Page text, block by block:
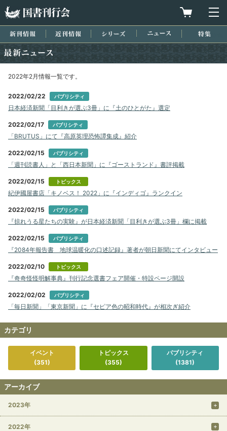
買物カゴを
新刊情報 近刊情報 シリーズ ニュース
2022年2月情報一覧です。
2022/02/22 パブリシティ
日本経済新聞「目利きが選ぶ3冊」に『土のひとがた』選定
2022/02/17 パブリシティ
「BRUTUS」にて『高原英理恐怖譚集成』紹介
2022/02/15 パブリシティ
「週刊読書人」と「西日本新聞」に『ゴーストランド』書評掲載
2022/02/15 トピックス
紀伊國屋書店「キノベス！ 2022」に『インディゴ』ランクイン
2022/02/15 パブリシティ
『掠れうる星たちの実験』が日本経済新聞「目利きが選ぶ3冊」欄に掲載
2022/02/15 パブリシティ
『2084年報告書 地球温暖化の口述記録』著者が朝日新聞にてインタビュー
2022/02/10 トピックス
『奇奇怪怪明解事典』刊行記念選書フェア開催・特設ページ開設
2022/02/02 パブリシティ
「毎日新聞」「東京新聞」に『セピア色の昭和時代』が相次ぎ紹介
カテゴリ
イベント
(351)
トピックス
(355)
パブリシティ
(1381)
アーカイブ
2023年
2022年